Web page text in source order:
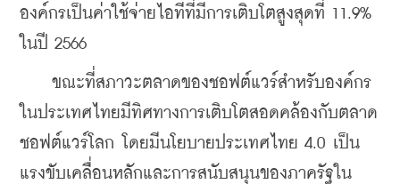
องค์กรเป็นค่าใช้จ่ายไอทีที่มีการเติบโตสูงสุดที่ 11.9%
ในปี 2566
ขณะที่สภาวะตลาดของชอฟต์แวร์สำหรับองค์กร
ในประเทศไทยมีทิศทางการเติบโตสอดคล้องกับตลาด
ชอฟต์แวร์โลก โดยมีนโยบายประเทศไทย 4.0 เป็น
แรงขับเคลื่อนหลักและการสนับสนุนของภาครัฐใน